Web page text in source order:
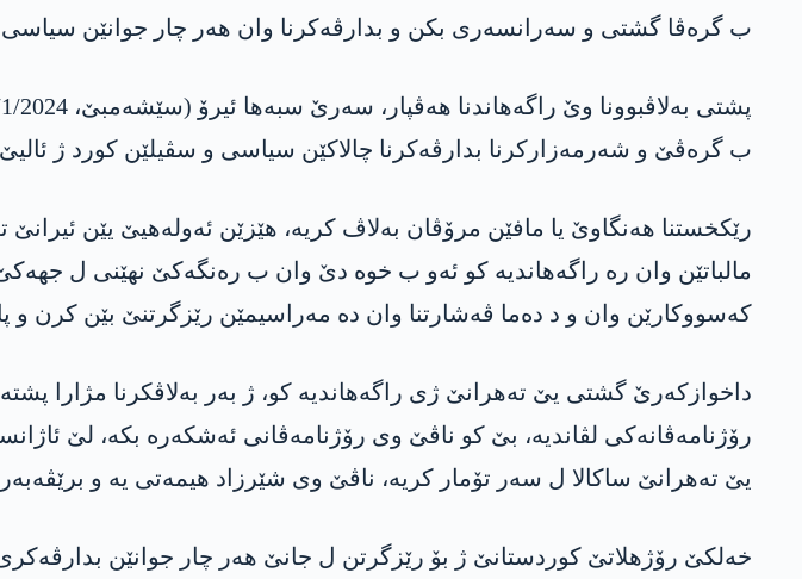
ب گرەڤا گشتی و سەرانسەری بکن و بدارڤەکرنا وان ھەر چار جوانێن
ب گرەڤێ و شەرمەزارکرنا بدارڤەکرنا چالاکێن سیاسی و سڤیلێن کورد ژ
رێکخستنا ھەنگاوێ یا مافێن مرۆڤان بەلاڤ کریە، ھێزێن ئەولەھیێ یێن
مالباتێن وان رە راگەھاندیە کو ئەو ب خوە دێ وان ب رەنگەکێ نھێنی ل
کەسووکارێن وان و د دەما ڤەشارتنا وان دە مەراسیمێن رێزگرتنێ بێن کرن و
داخوازکەرێ گشتی یێ تەھرانێ ژی راگەھاندیە کو، ژ بەر بەلاڤکرنا مژارا
رۆژنامەڤانەکی لڤاندیە، بێ کو ناڤێ وی رۆژنامەڤانی ئەشکەرە بکە، لێ
یێ تەھرانێ ساکالا ل سەر تۆمار کریە، ناڤێ وی شێرزاد ھیمەتی یە و
خەلکێ رۆژھلاتێ کوردستانێ ژ بۆ رێزگرتن ل جانێ ھەر چار جوانێن